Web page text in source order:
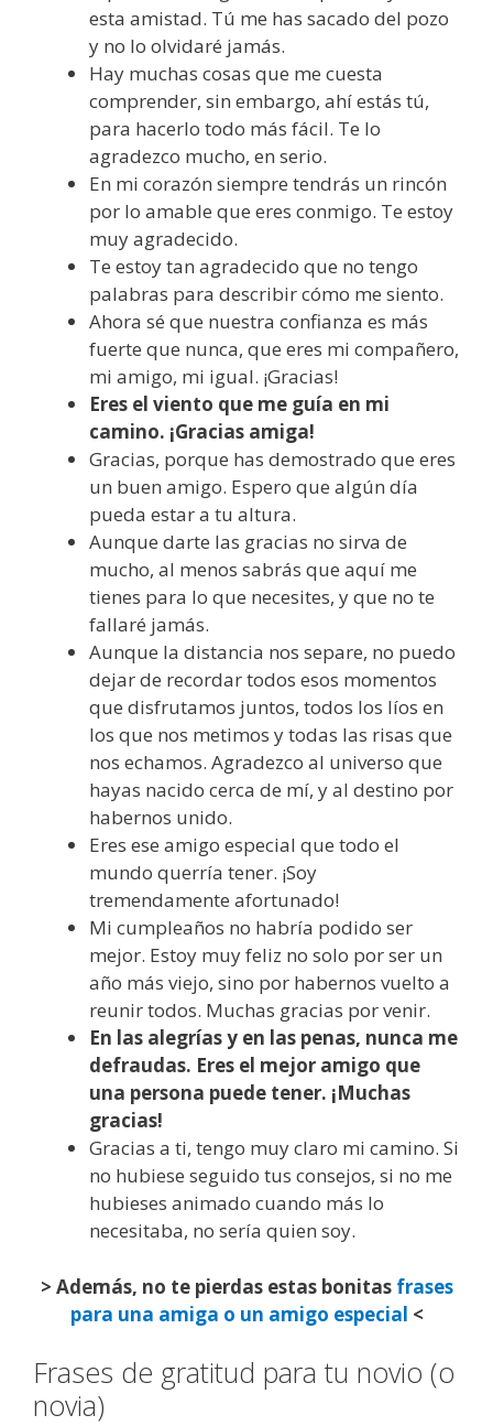
esta amistad. Tú me has sacado del pozo
y no lo olvidaré jamás.
Hay muchas cosas que me cuesta
comprender, sin embargo, ahí estás tú,
para hacerlo todo más fácil. Te lo
agradezco mucho, en serio.
En mi corazón siempre tendrás un rincón
por lo amable que eres conmigo. Te estoy
muy agradecido.
Te estoy tan agradecido que no tengo
palabras para describir cómo me siento.
Ahora sé que nuestra confianza es más
fuerte que nunca, que eres mi compañero,
mi amigo, mi igual. ¡Gracias!
Eres el viento que me guía en mi
camino. ¡Gracias amiga!
Gracias, porque has demostrado que eres
un buen amigo. Espero que algún día
pueda estar a tu altura.
Aunque darte las gracias no sirva de
mucho, al menos sabrás que aquí me
tienes para lo que necesites, y que no te
fallaré jamás.
Aunque la distancia nos separe, no puedo
dejar de recordar todos esos momentos
que disfrutamos juntos, todos los líos en
los que nos metimos y todas las risas que
nos echamos. Agradezco al universo que
hayas nacido cerca de mí, y al destino por
habernos unido.
Eres ese amigo especial que todo el
mundo querría tener. ¡Soy
tremendamente afortunado!
Mi cumpleaños no habría podido ser
mejor. Estoy muy feliz no solo por ser un
año más viejo, sino por habernos vuelto a
reunir todos. Muchas gracias por venir.
En las alegrías y en las penas, nunca me
defraudas. Eres el mejor amigo que
una persona puede tener. ¡Muchas
gracias!
Gracias a ti, tengo muy claro mi camino. Si
no hubiese seguido tus consejos, si no me
hubieses animado cuando más lo
necesitaba, no sería quien soy.
> Además, no te pierdas estas bonitas frases
para una amiga o un amigo especial <
Frases de gratitud para tu novio (o
novia)